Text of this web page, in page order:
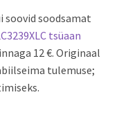
soovid soodsamat
tsüaan
12 €. Originaal
tulemuse;